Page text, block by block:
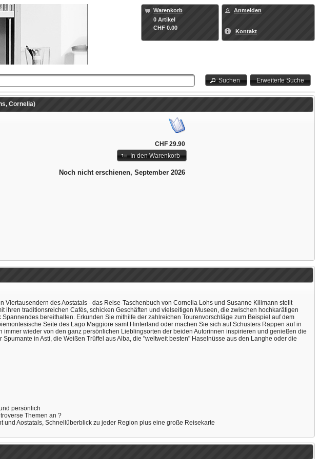
Warenkorb
0 Artikel
CHF 0.00
Anmelden
Kontakt
Suchen Erweiterte Suche
Cornelia)
CHF 29.90
In den Warenkorb
Noch nicht erschienen, September 2026
des Aostatals - das Reise-Taschenbuch von Cornelia Lohs und Susanne Kilimann stellt
traditionsreichen Cafés, schicken Geschäften und vielseitigen Museen, die zwischen hochkarätigen
bereithalten. Erkunden Sie mithilfe der zahlreichen Tourenvorschläge zum Beispiel auf dem
Seite des Lago Maggiore samt Hinterland oder machen Sie sich auf Schusters Rappen auf in
wieder von den ganz persönlichen Lieblingsorten der beiden Autorinnen inspirieren und genießen die
in Asti, die Weißen Trüffel aus Alba, die "weltweit besten" Haselnüsse aus den Langhe oder die
persönlich
Themen an ?
Aostatals, Schnellüberblick zu jeder Region plus eine große Reisekarte